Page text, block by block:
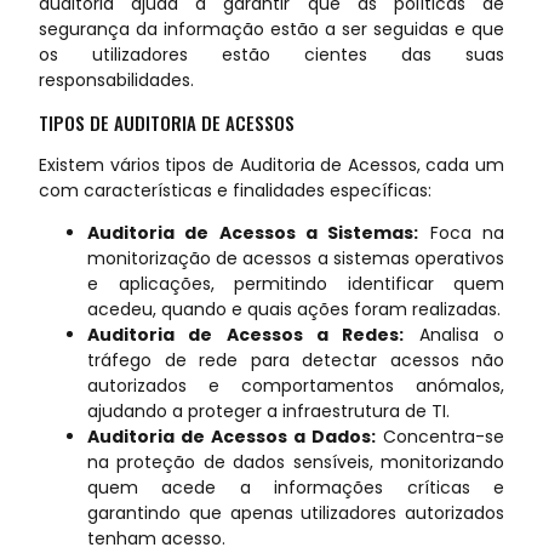
segurança da informação estão a ser seguidas e que
os utilizadores estão cientes das suas
responsabilidades.
TIPOS DE AUDITORIA DE ACESSOS
Existem vários tipos de Auditoria de Acessos, cada um
com características e finalidades específicas:
Auditoria de Acessos a Sistemas: Foca na
monitorização de acessos a sistemas operativos
e aplicações, permitindo identificar quem
acedeu, quando e quais ações foram realizadas.
Auditoria de Acessos a Redes: Analisa o
tráfego de rede para detectar acessos não
autorizados e comportamentos anómalos,
ajudando a proteger a infraestrutura de TI.
Auditoria de Acessos a Dados: Concentra-se
na proteção de dados sensíveis, monitorizando
quem acede a informações críticas e
garantindo que apenas utilizadores autorizados
tenham acesso.